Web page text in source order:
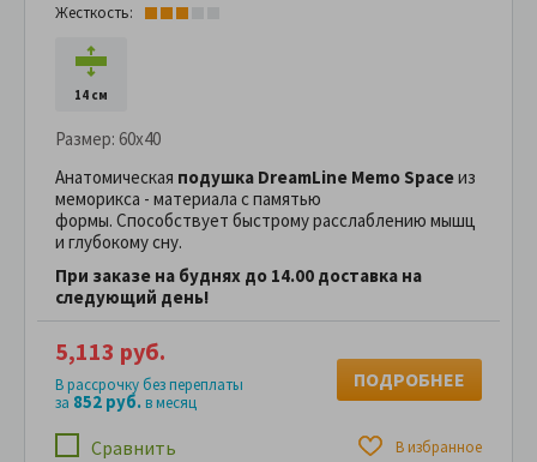
Жесткость:
14 см
Размер: 60x40
Анатомическая подушка DreamLine Memo Spaceиз
меморикса - материала с памятью
формы. Способствует быстрому расслаблению мышц
и глубокому сну.
При заказе на буднях до 14.00 доставка на
следующий день!
Сравнить В избранное
5,113 руб.
В рассрочку без переплаты
за 852 руб.в месяц
ПОДРОБНЕЕ